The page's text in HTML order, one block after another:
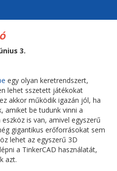
3.
egy olyan keretrendszert,
lehet sszetett játékokat
akkor működik igazán jól, ha
amiket be tudunk vinni a
is van, amivel egyszerű
gigantikus erőforrásokat sem
lehet az egyszerű 3D
a TinkerCAD használatát,
azt.